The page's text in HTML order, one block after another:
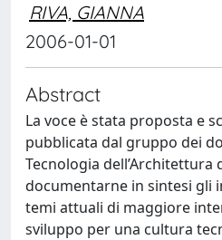
RIVA, GIANNA
2006-01-01
Abstract
La voce è stata proposta e
pubblicata dal gruppo dei
Tecnologia dell’Architettura
documentarne in sintesi gli
temi attuali di maggiore
sviluppo per una cultura